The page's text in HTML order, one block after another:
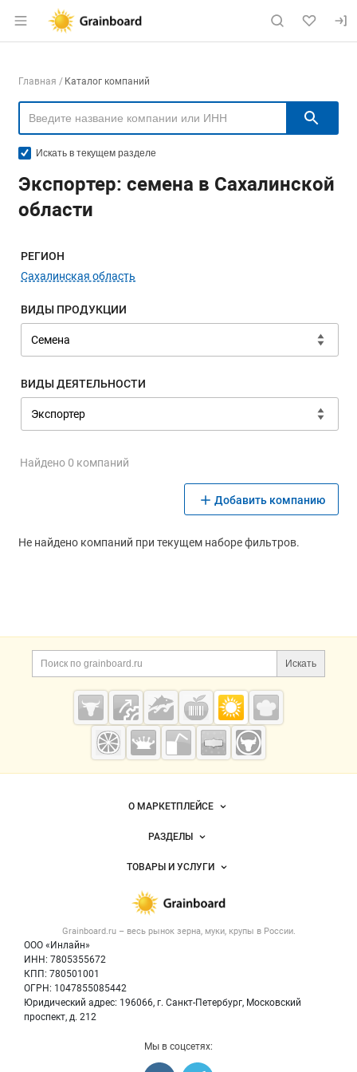
Раздел навигации по сайту
Навигация по компаниям
Главная Каталог компаний
Искать в текущем разделе
Экспортер: семена в Сахалинской
области
Меню навигации
РЕГИОН
Сахалинская область
ВИДЫ ПРОДУКЦИИ
ВИДЫ ДЕЯТЕЛЬНОСТИ
Найдено 0 компаний
Добавить компанию
Не найдено компаний при текущем наборе фильтров.
Дополнительная информация
Поиск по сайту и
Искать
Cсылки на полезные проекты
Grainboard.ru
— зерно и
мука
Важные разделы и контакты
Grainboard.ru – весь рынок зерна, муки, крупы в России.
ООО «Инлайн»
ИНН: 7805355672
КПП: 780501001
ОГРН: 1047855085442
Юридический адрес: 196066, г. Санкт-Петербург, Московский
проспект, д. 212
Навигация по сайтуО МАРКЕТПЛЕЙСЕ
Новости Grainboard.ru
Размещение рекламы
Публичная оферта
Контактная информация
Политика обработки персональных данных
РАЗДЕЛЫ
Объявления
Новости рынка
ТОВАРЫ И УСЛУГИ
Крупы
Мука
Мы в соцсетях: